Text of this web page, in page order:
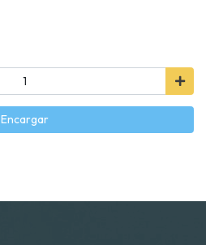
Encargar